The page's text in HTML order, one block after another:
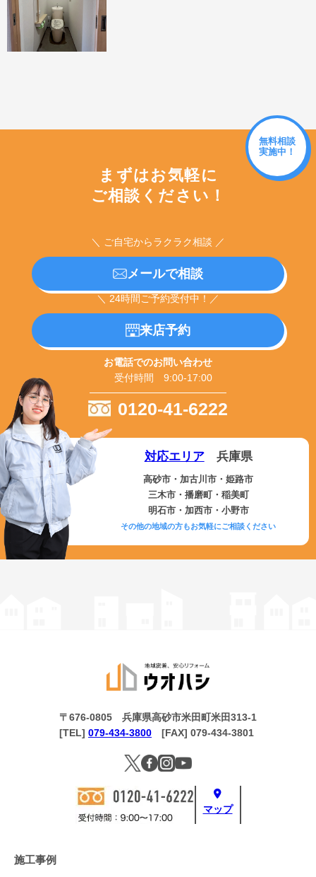
無料相談
実施中！
まずはお気軽に
ご相談ください！
＼ ご自宅からラクラク相談 ／
メールで相談
＼ 24時間ご予約受付中！／
来店予約
お電話でのお問い合わせ
受付時間 9:00-17:00
0120-41-6222
対応エリア兵庫県
高砂市・加古川市・姫路市
三木市・播磨町・稲美町
明石市・加西市・小野市
その他の地域の方もお気軽にご相談ください
マップ
〒676-0805 兵庫県高砂市米田町米田313-1
[TEL] 079-434-3800 [FAX] 079-434-3801
施工事例